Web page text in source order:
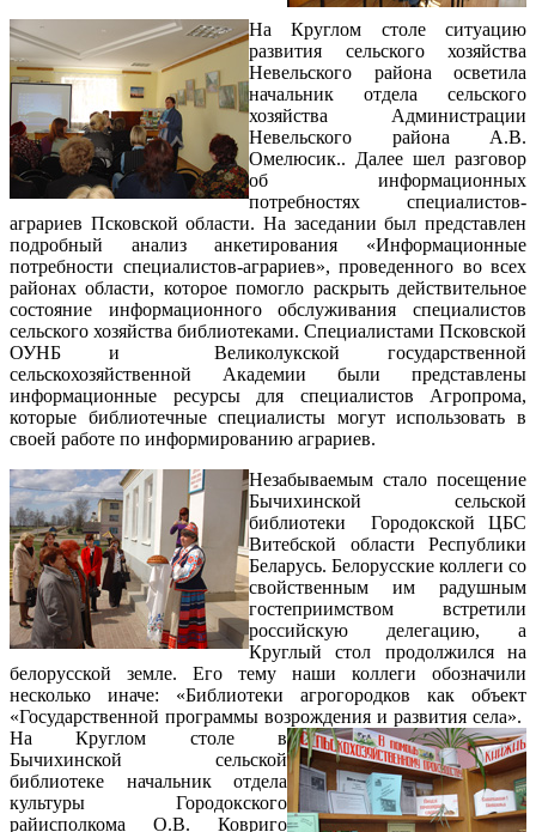
На Круглом столе ситуацию
развития сельского хозяйства
Невельского района осветила
начальник отдела сельского
хозяйства Администрации
Невельского района А.В.
Омелюсик.. Далее шел разговор
об информационных
потребностях специалистов-
аграриев Псковской области. На заседании был представлен
подробный анализ анкетирования «Информационные
потребности специалистов-аграриев», проведенного во всех
районах области, которое помогло раскрыть действительное
состояние информационного обслуживания специалистов
сельского хозяйства библиотеками. Специалистами Псковской
ОУНБ и Великолукской государственной
сельскохозяйственной Академии были представлены
информационные ресурсы для специалистов Агропрома,
которые библиотечные специалисты могут использовать в
своей работе по информированию аграриев.
Незабываемым стало посещение
Бычихинской сельской
библиотеки Городокской ЦБС
Витебской области Республики
Беларусь. Белорусские коллеги со
свойственным им радушным
гостеприимством встретили
российскую делегацию, а
Круглый стол продолжился на
белорусской земле. Его тему наши коллеги обозначили
несколько иначе: «Библиотеки агрогородков как объект
«Государственной программы возрождения и развития села».
На Круглом столе в
Бычихинской сельской
библиотеке начальник отдела
культуры Городокского
райисполкома О.В. Ковриго